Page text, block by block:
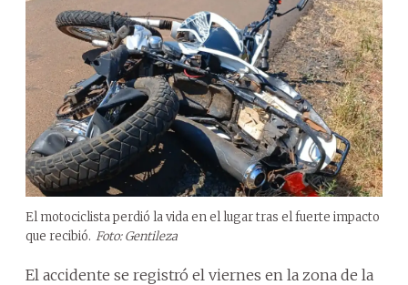
El motociclista perdió la vida en el lugar tras el fuerte impacto
que recibió. Foto: Gentileza
El accidente se registró el viernes en la zona de la